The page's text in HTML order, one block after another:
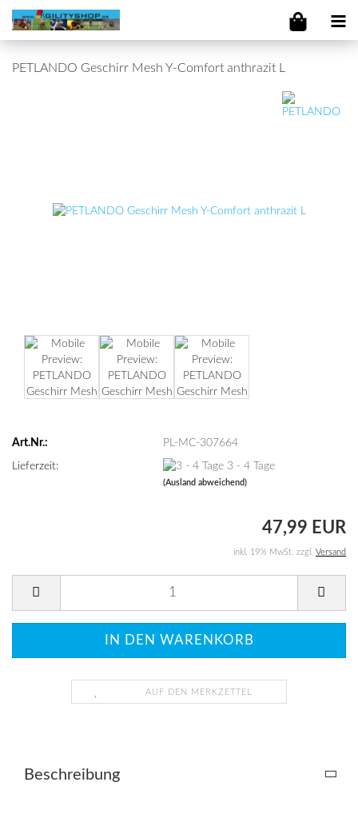
PETLANDO Geschirr Mesh Y-Comfort anthrazit L
Art.Nr.: PL-MC-307664
Lieferzeit: 3 - 4 Tage
(Ausland abweichend)
47,99 EUR
inkl. 19% MwSt. zzgl. Versand
AUF DEN MERKZETTEL
Beschreibung